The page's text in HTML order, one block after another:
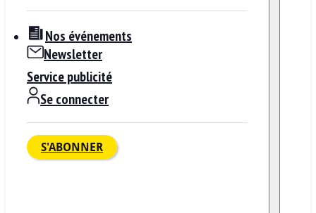
Nos événements
Newsletter
Service publicité
Se connecter
S'ABONNER